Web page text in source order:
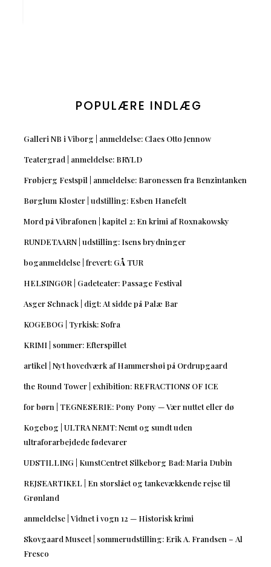
POPULÆRE INDLÆG
Galleri NB i Viborg | anmeldelse: Claes Otto Jennow
Teatergrad | anmeldelse: BRYLD
Frøbjerg Festspil | anmeldelse: Baronessen fra Benzintanken
Børglum Kloster | udstilling: Esben Hanefelt
Mord på Vibrafonen | kapitel 2: En krimi af Roxnakowsky
RUNDETAARN | udstilling: Isens brydninger
boganmeldelse | frevert: GÅ TUR
HELSINGØR | Gadeteater: Passage Festival
Asger Schnack | digt: At sidde på Palæ Bar
KOGEBOG | Tyrkisk: Sofra
KRIMI | sommer: Efterspillet
artikel | Nyt hovedværk af Hammershøi på Ordrupgaard
the Round Tower | exhibition: REFRACTIONS OF ICE
for børn | TEGNESERIE: Pony Pony — Vær nuttet eller dø
Kogebog | ULTRA NEMT: Nemt og sundt uden
ultraforarbejdede fødevarer
UDSTILLING | KunstCentret Silkeborg Bad: Maria Dubin
REJSEARTIKEL | En storslået og tankevækkende rejse til
Grønland
anmeldelse | Vidnet i vogn 12 — Historisk krimi
Skovgaard Museet | sommerudstilling: Erik A. Frandsen – Al
Fresco